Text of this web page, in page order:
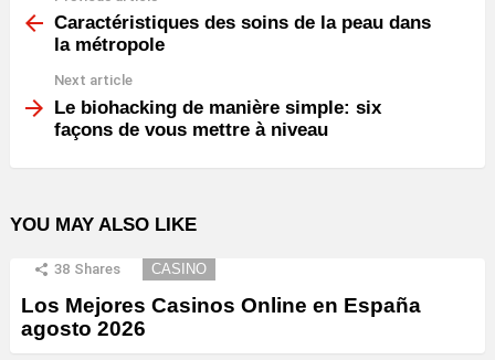
moreCaractéristiques des soins de la peau dans
la métropole
Next article
Le biohacking de manière simple: six
façons de vous mettre à niveau
YOU MAY ALSO LIKE
38 Shares CASINO
Los Mejores Casinos Online en España
agosto 2026